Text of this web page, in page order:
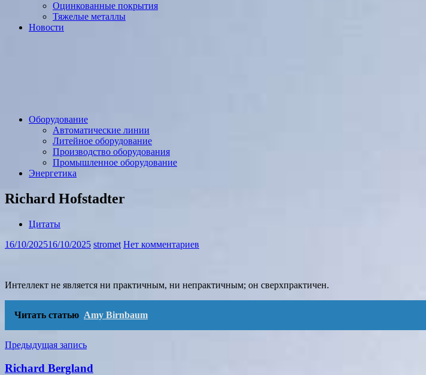
Оцинкованные покрытия
Тяжелые металлы
Новости
Оборудование
Автоматические линии
Литейное оборудование
Производство оборудования
Промышленное оборудование
Энергетика
Richard Hofstadter
Цитаты
16/10/202516/10/2025 stromet Нет комментариев
Интеллект не является ни практичным, ни непрактичным; он сверхпрактичен.
Читать статью Amy Birnbaum
Навигация
по
Предыдущая запись
Richard Bergland